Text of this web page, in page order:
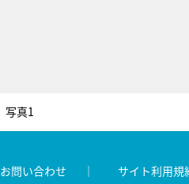
写真1
お問い合わせ サイト利用規